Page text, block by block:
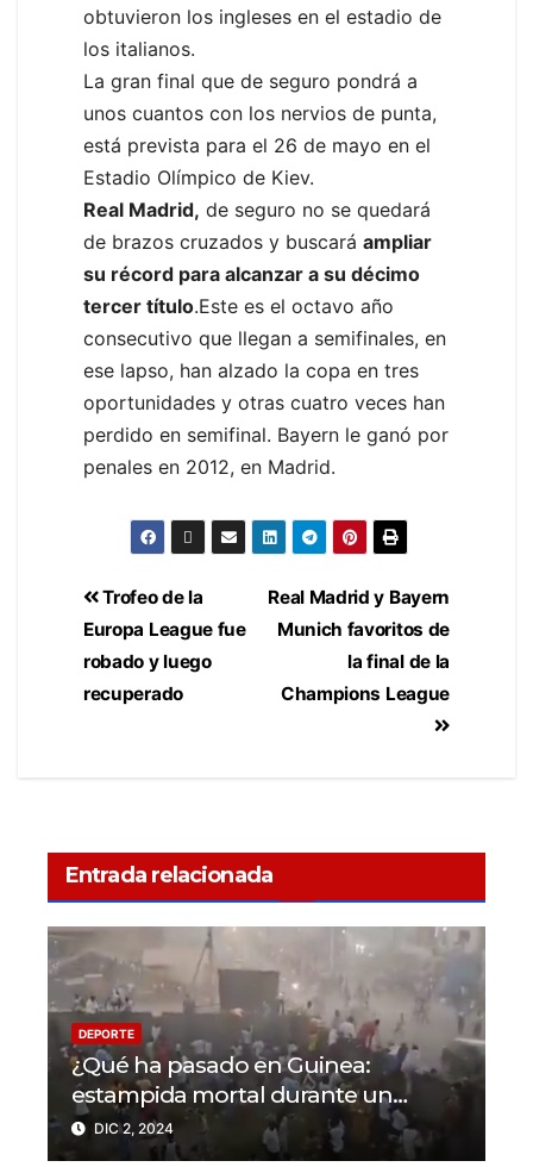
obtuvieron los ingleses en el estadio de
los italianos.
La gran final que de seguro pondrá a
unos cuantos con los nervios de punta,
está prevista para el 26 de mayo en el
Estadio Olímpico de Kiev.
Real Madrid, de seguro no se quedará
de brazos cruzados y buscará ampliar
su récord para alcanzar a su décimo
tercer título.Este es el octavo año
consecutivo que llegan a semifinales, en
ese lapso, han alzado la copa en tres
oportunidades y otras cuatro veces han
perdido en semifinal. Bayern le ganó por
penales en 2012, en Madrid.
Real Madrid y Bayern
Munich favoritos de
la final de la
Champions League
Trofeo de la
Europa League fue
robado y luego
recuperado
Entrada relacionada
DEPORTE
¿Qué ha pasado en Guinea:
estampida mortal durante un
partido en N’Zérékoré
DIC 2, 2024